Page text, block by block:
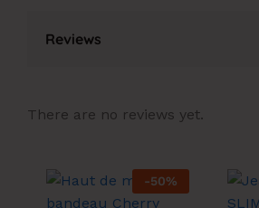
Reviews
There are no reviews yet.
-50%